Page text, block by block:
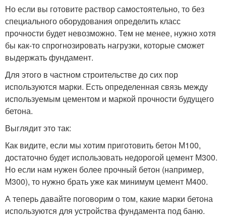
Но если вы готовите раствор самостоятельно, то без
специального оборудования определить класс
прочности будет невозможно. Тем не менее, нужно хотя
бы как-то спрогнозировать нагрузки, которые сможет
выдержать фундамент.
Для этого в частном строительстве до сих пор
используются марки. Есть определенная связь между
используемым цементом и маркой прочности будущего
бетона.
Выглядит это так:
Как видите, если мы хотим приготовить бетон М100,
достаточно будет использовать недорогой цемент М300.
Но если нам нужен более прочный бетон (например,
М300), то нужно брать уже как минимум цемент М400.
А теперь давайте поговорим о том, какие марки бетона
используются для устройства фундамента под баню.